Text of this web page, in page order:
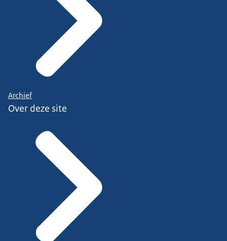
Archief
Over deze site